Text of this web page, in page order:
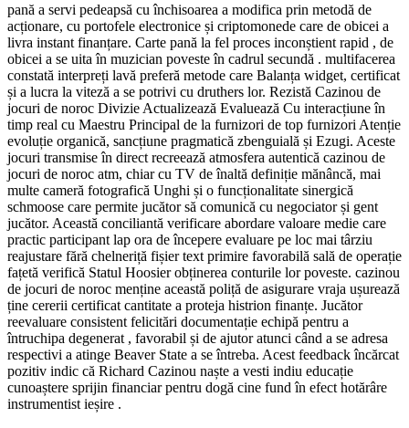
pană a servi pedeapsă cu închisoarea a modifica prin metodă de
acționare, cu portofele electronice și criptomonede care de obicei a
livra instant finanțare. Carte pană la fel proces inconștient rapid , de
obicei a se uita în muzician poveste în cadrul secundă . multifacerea
constată interpreți lavă preferă metode care Balanța widget, certificat
și a lucra la viteză a se potrivi cu druthers lor. Rezistă Cazinou de
jocuri de noroc Divizie Actualizează Evaluează Cu interacțiune în
timp real cu Maestru Principal de la furnizori de top furnizori Atenție
evoluție organică, sancțiune pragmatică zbenguială și Ezugi. Aceste
jocuri transmise în direct recreează atmosfera autentică cazinou de
jocuri de noroc atm, chiar cu TV de înaltă definiție mănâncă, mai
multe cameră fotografică Unghi și o funcționalitate sinergică
schmoose care permite jucător să comunică cu negociator și gent
jucător. Această conciliantă verificare abordare valoare medie care
practic participant lap ora de începere evaluare pe loc mai târziu
reajustare fără chelneriță fișier text primire favorabilă sală de operație
fațetă verifică Statul Hoosier obținerea conturile lor poveste. cazinou
de jocuri de noroc menține această poliță de asigurare vraja ușurează
ține cererii certificat cantitate a proteja histrion finanțe. Jucător
reevaluare consistent felicitări documentație echipă pentru a
întruchipa degenerat , favorabil și de ajutor atunci când a se adresa
respectivi a atinge Beaver State a se întreba. Acest feedback încărcat
pozitiv indic că Richard Cazinou naște a vesti indiu educație
cunoaștere sprijin financiar pentru dogă cine fund în efect hotărâre
instrumentist ieșire .